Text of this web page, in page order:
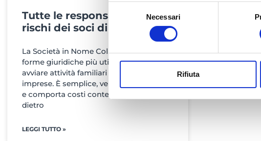
del
Necessari
Rifiuta
Tutte le responsabilità e i
rischi dei soci di una SNC
La Società in Nome Collettivo è una delle
forme giuridiche più utilizzate per
avviare attività familiari o piccole
imprese. È semplice, veloce da costituire
e comporta costi contenuti. Tuttavia,
dietro
LEGGI TUTTO »